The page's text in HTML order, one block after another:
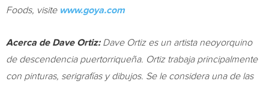
Foods, visite www.goya.com
Acerca de Dave Ortiz: Dave Ortizes un artista neoyorquino
de descendencia puertorriqueña. Ortiz trabaja principalmente
con pinturas, serigrafías y dibujos. Se le considera una de las